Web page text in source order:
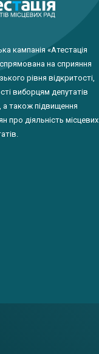
кампанія «Атестація
на сприяння
рівня відкритості,
виборцям депутатів
а також підвищення
про діяльність місцевих